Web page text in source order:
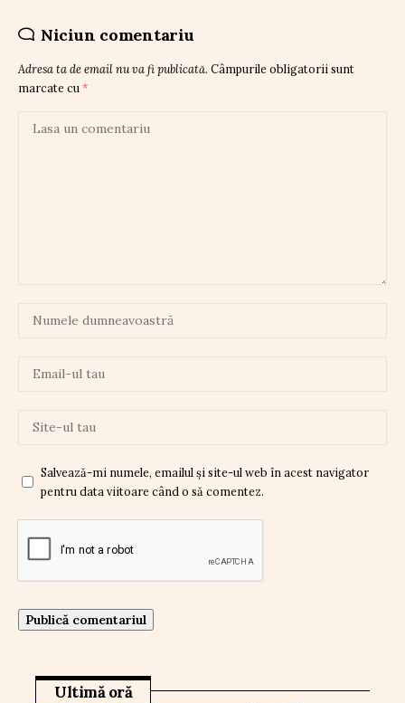
Niciun comentariu
Adresa ta de email nu va fi publicată. Câmpurile obligatorii sunt
marcate cu *
Salvează-mi numele, emailul și site-ul web în acest navigator
pentru data viitoare când o să comentez.
Ultimă oră